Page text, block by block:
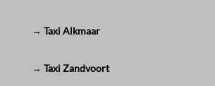
→ Taxi Alkmaar
→ Taxi Zandvoort